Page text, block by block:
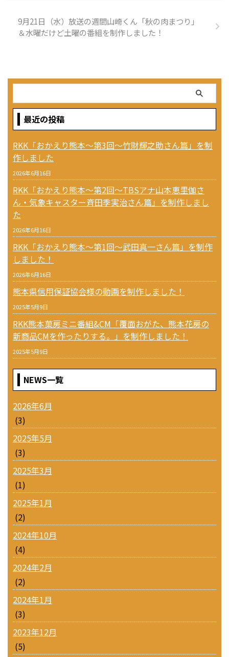
9月21日（水）放送の週間山崎くん「秋の肉まつり」
＆水曜だけど土曜の番組を制作しました！
最近の投稿
RKK「おかえり熊本〜第3回〜竹財輝之助さん篇」を制
作しました
2026年6月16日
RKK「おかえり熊本〜第2回〜TBSアナ山本恵里伽さ
ん・気象キャスター斉田季実治さん篇」を制作しまし
た
2026年6月16日
RKK「おかえり熊本〜第1回〜武田真一さん篇」を制作
しました！
2026年6月16日
熊本県信用保証協会様の動画を制作しました！
2025年5月9日
RKK熊本菓房ミニ番組&CM「覆面おがた、熊本花房の
新商品CMを作ったりする。」を制作しました！
2025年5月9日
NEWS一覧
2026年6月
(3)
2025年5月
(3)
2025年3月
(1)
2025年1月
(2)
2024年10月
(4)
2024年2月
(2)
2024年1月
(3)
2023年12月
(5)